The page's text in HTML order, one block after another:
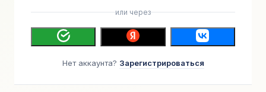
или через
Нет аккаунта? Зарегистрироваться